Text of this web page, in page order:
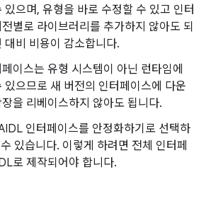
있으며, 유형을 바로 수정할 수 있고 인터
별로 라이브러리를 추가하지 않아도 되
대비 비용이 감소합니다.
이스는 유형 시스템이 아닌 런타임에
있으므로 새 버전의 인터페이스에 다운
을 리베이스하지 않아도 됩니다.
인터페이스를 안정화하기로 선택하
있습니다. 이렇게 하려면 전체 인터페
로 제작되어야 합니다.